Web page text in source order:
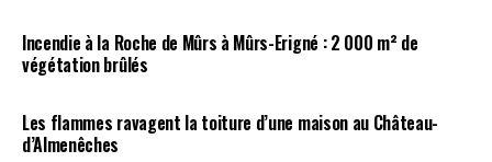
Incendie à la Roche de Mûrs à Mûrs-Erigné : 2 000 m² de
végétation brûlés
Les flammes ravagent la toiture d’une maison au Château-
d’Almenêches